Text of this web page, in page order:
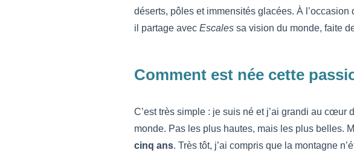
déserts, pôles et immensités glacées. À l’occasion
il partage avec Escales sa vision du monde, faite
Comment est née cette
C’est très simple : je suis né et j’ai grandi au cœur
monde. Pas les plus hautes, mais les plus belles.
cinq ans. Très tôt, j’ai compris que la montagne